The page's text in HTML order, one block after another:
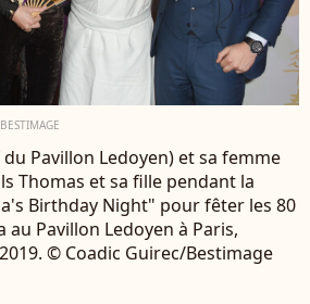
Pavillon Ledoyen) et sa femme
Thomas et sa fille pendant la
Birthday Night" pour fêter les 80
au Pavillon Ledoyen à Paris,
© Coadic Guirec/Bestimage